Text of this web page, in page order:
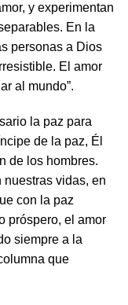
y experimentan
En la
personas a Dios
El amor
al mundo”.
la paz para
de la paz, Él
de los hombres.
nuestras vidas, en
con la paz
próspero, el amor
siempre a la
que